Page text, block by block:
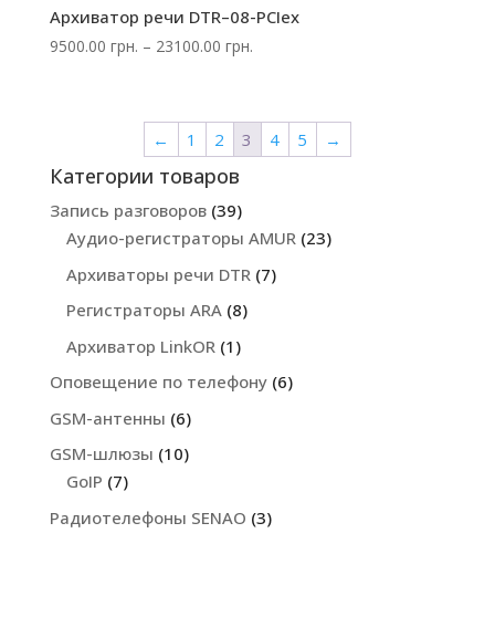
Архиватор речи DTR–08-PCIex
9500.00 грн. – 23100.00 грн.Диапазон
–
23100.00 грн.
← 1 2 3 4 5 →
Категории товаров
Запись разговоров (39)
Аудио-регистраторы AMUR (23)
Архиваторы речи DTR (7)
Регистраторы ARA (8)
Архиватор LinkOR (1)
Оповещение по телефону (6)
GSM-антенны (6)
GSM-шлюзы (10)
GoIP (7)
Радиотелефоны SENAO (3)